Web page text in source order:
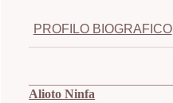
PROFILO BIOGRAFICO
Alioto Ninfa